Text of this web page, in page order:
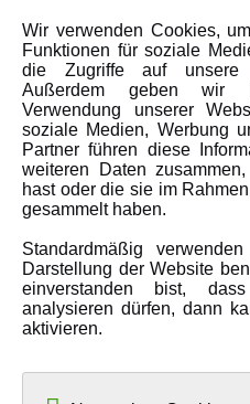
Newsletter
Über uns
Karriere
Amewi Kataloge
MEHR VON AMEWI
AMXRacing - Qualitäts RC-
Amewi Construction -
Malinos - Die kreative Seite
Wir verwenden Cookies,
Funktionen für soziale
die Zugriffe auf unsere
Außerdem geben wir
Verwendung unserer
soziale Medien, Werbung
Partner führen diese
weiteren Daten
hast oder die sie im
gesammelt haben.
Standardmäßig
Darstellung der Website
einverstanden bist,
analysieren dürfen, dann
aktivieren.